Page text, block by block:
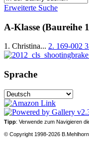
Erweiterte Suche
A-Klasse (Baureihe
1. Christina... 2. 169-002
Sprache
Tipp: Verwende zum Navigieren
© Copyright 1998-2026